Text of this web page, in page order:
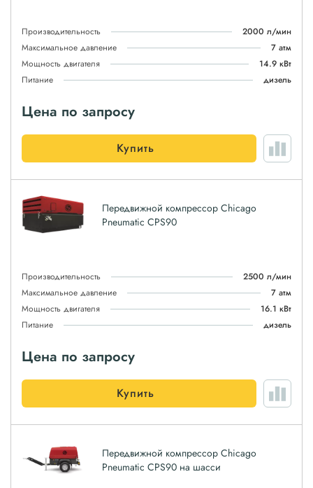
Производительность
2000 л/мин
Максимальное давление
7 атм
Мощность двигателя
14.9 кВт
Питание
дизель
Цена по запросу
Купить
Передвижной компрессор Chicago
Pneumatic CPS90
Производительность
2500 л/мин
Максимальное давление
7 атм
Мощность двигателя
16.1 кВт
Питание
дизель
Цена по запросу
Купить
Передвижной компрессор Chicago
Pneumatic CPS90 на шасси